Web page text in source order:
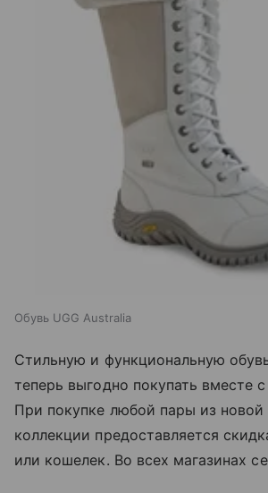
Обувь UGG Australia
Стильную и функциональную
теперь выгодно покупать вместе
При покупке любой пары из новой
коллекции предоставляется
или кошелек. Во всех магазинах